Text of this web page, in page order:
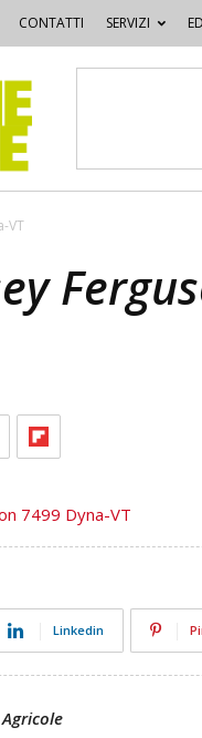
CONTATTI SERVIZI
VT
7499 Dyna-VT
Linkedin